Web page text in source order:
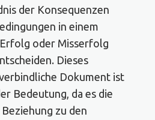
der Konsequenzen
in einem
oder Misserfolg
Dieses
Dokument ist
Bedeutung, da es die
zu den